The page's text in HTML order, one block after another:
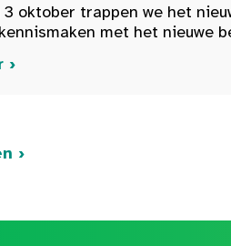
3 oktober trappen we het
met het nieuwe
›
›